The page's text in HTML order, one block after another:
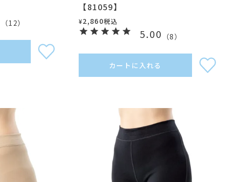
（12）
【81059】
¥2,860税込
5.00 （8）
カートに入れる